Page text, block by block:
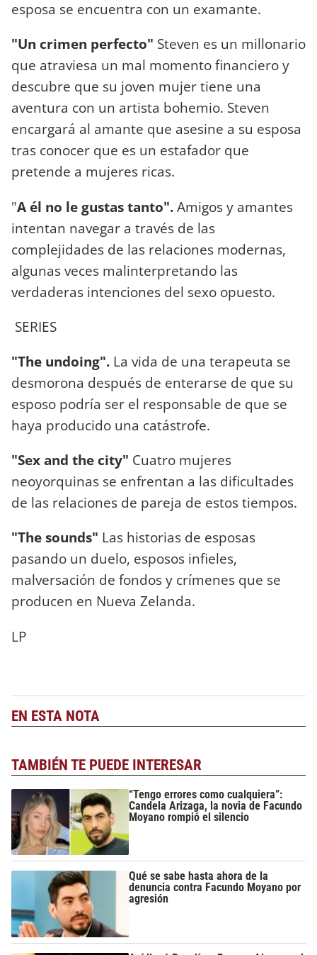
esposa se encuentra con un examante.
"Un crimen perfecto" Steven es un millonario
que atraviesa un mal momento financiero y
descubre que su joven mujer tiene una
aventura con un artista bohemio. Steven
encargará al amante que asesine a su esposa
tras conocer que es un estafador que
pretende a mujeres ricas.
"A él no le gustas tanto".Amigos y amantes
intentan navegar a través de las
complejidades de las relaciones modernas,
algunas veces malinterpretando las
verdaderas intenciones del sexo opuesto.
SERIES
"The undoing". La vida de una terapeuta se
desmorona después de enterarse de que su
esposo podría ser el responsable de que se
haya producido una catástrofe.
"Sex and the city" Cuatro mujeres
neoyorquinas se enfrentan a las dificultades
de las relaciones de pareja de estos tiempos.
"The sounds" Las historias de esposas
pasando un duelo, esposos infieles,
malversación de fondos y crímenes que se
producen en Nueva Zelanda.
LP
EN ESTA NOTA
TAMBIÉN TE PUEDE INTERESAR
“Tengo errores como cualquiera”:
Candela Arizaga, la novia de Facundo
Moyano rompió el silencio
Qué se sabe hasta ahora de la
denuncia contra Facundo Moyano por
agresión